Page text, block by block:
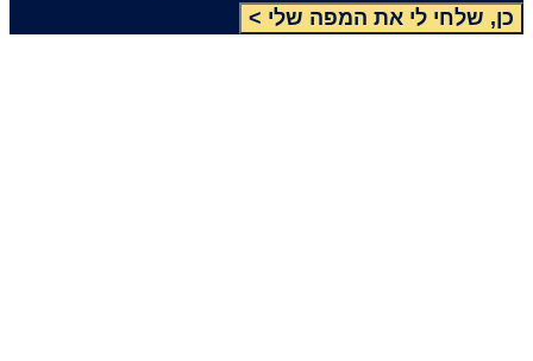
שלחי לי את המפה שלי >